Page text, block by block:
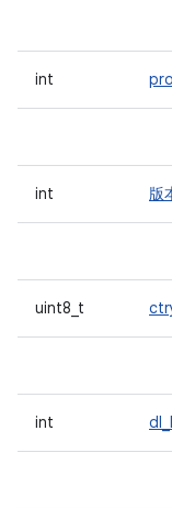
int
int 版
uint8_t
int